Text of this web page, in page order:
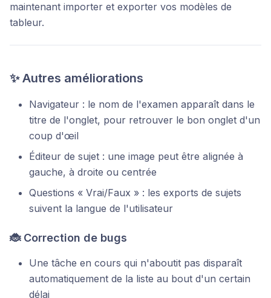
maintenant importer et exporter vos modèles de
tableur.
✨ Autres améliorations
Navigateur : le nom de l'examen apparaît dans le
titre de l'onglet, pour retrouver le bon onglet d'un
coup d'œil
Éditeur de sujet : une image peut être alignée à
gauche, à droite ou centrée
Questions « Vrai/Faux » : les exports de sujets
suivent la langue de l'utilisateur
🐞 Correction de bugs
Une tâche en cours qui n'aboutit pas disparaît
automatiquement de la liste au bout d'un certain
délai